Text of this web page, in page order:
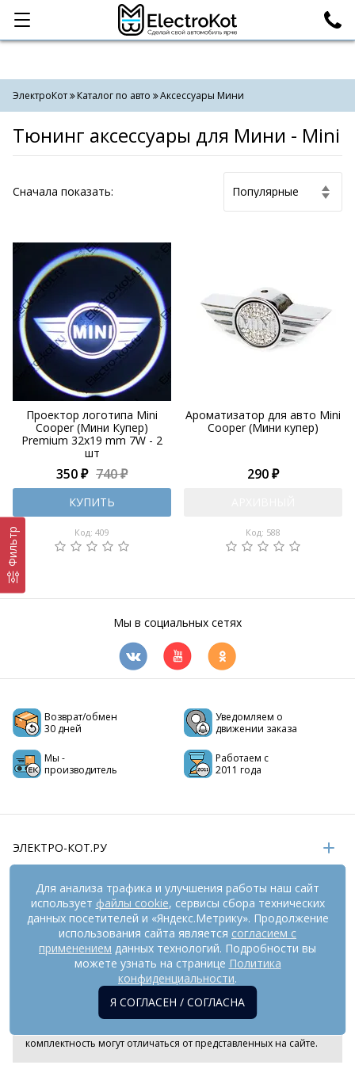
Категории Поиск
ЭлектроКот Каталог по авто Аксессуары Мини
Тюнинг аксессуары для Мини - Mini
Cначала показать:
Проектор логотипа Mini
Cooper (Мини Купер)
Premium 32x19 mm 7W - 2
шт
350 ₽ 740 ₽
КУПИТЬ
Код: 409
Ароматизатор для авто Mini
Cooper (Мини купер)
290 ₽
Код: 588
Фильтр
Мы в социальных сетях
Возврат/обмен
30 дней
Уведомляем о
движении заказа
Мы -
производитель
Работаем с
2011 года
ЭЛЕКТРО-КОТ.РУ
ИНФОРМАЦИЯ
РЕКВИЗИТЫ
На информационном ресурсе применяются
рекомендательные технологии (информационные технологии
предоставления информации на основе сбора,
систематизации и анализа сведений, относящихся к
предпочтениям пользователей сети «Интернет», находящихся
комплектность могут отличаться от представленных на сайте.
Для анализа трафика и улучшения работы наш сайт
использует файлы cookie, сервисы сбора технических
данных посетителей и «Яндекс.Метрику». Продолжение
использования сайта является согласием с
применением данных технологий. Подробности вы
можете узнать на странице Политика
конфиденциальности.
Я СОГЛАСЕН / СОГЛАСНА